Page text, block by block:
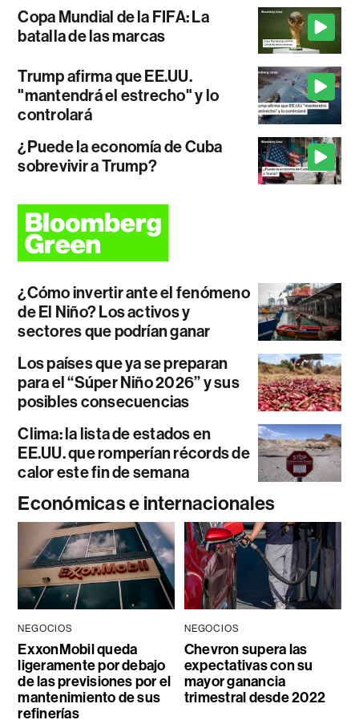
Copa Mundial de la FIFA: La
batalla de las marcas
Trump afirma que EE.UU.
"mantendrá el estrecho" y lo
controlará
¿Puede la economía de Cuba
sobrevivir a Trump?
¿Cómo invertir ante el fenómeno
de El Niño? Los activos y
sectores que podrían ganar
Los países que ya se preparan
para el “Súper Niño 2026” y sus
posibles consecuencias
Clima: la lista de estados en
EE.UU. que romperían récords de
calor este fin de semana
Económicas e internacionales
NEGOCIOS
ExxonMobil queda
ligeramente por debajo
de las previsiones por el
mantenimiento de sus
refinerías
NEGOCIOS
Chevron supera las
expectativas con su
mayor ganancia
trimestral desde 2022